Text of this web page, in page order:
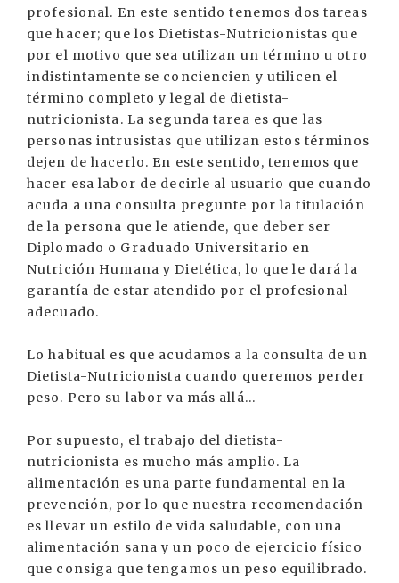
profesional. En este sentido tenemos dos tareas
que hacer; que los Dietistas-Nutricionistas que
por el motivo que sea utilizan un término u otro
indistintamente se conciencien y utilicen el
término completo y legal de dietista-
nutricionista. La segunda tarea es que las
personas intrusistas que utilizan estos términos
dejen de hacerlo. En este sentido, tenemos que
hacer esa labor de decirle al usuario que cuando
acuda a una consulta pregunte por la titulación
de la persona que le atiende, que deber ser
Diplomado o Graduado Universitario en
Nutrición Humana y Dietética, lo que le dará la
garantía de estar atendido por el profesional
adecuado.
Lo habitual es que acudamos a la consulta de un
Dietista-Nutricionista cuando queremos perder
peso. Pero su labor va más allá...
Por supuesto, el trabajo del dietista-
nutricionista es mucho más amplio. La
alimentación es una parte fundamental en la
prevención, por lo que nuestra recomendación
es llevar un estilo de vida saludable, con una
alimentación sana y un poco de ejercicio físico
que consiga que tengamos un peso equilibrado.